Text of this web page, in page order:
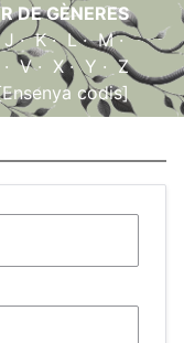
DE GÈNERES
J·K·L·M·
·V· X·Y ·Z
codis]